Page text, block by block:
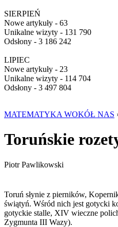
SIERPIEŃ
Nowe artykuły - 63
Unikalne wizyty - 131 790
Odsłony - 3 186 242
LIPIEC
Nowe artykuły - 23
Unikalne wizyty - 114 704
Odsłony - 3 497 804
MATEMATYKA WOKÓŁ NAS
Toruńskie
Piotr Pawlikowski
Toruń słynie z pierników,
świątyń. Wśród nich jest gotycki
gotyckie stalle, XIV wieczne
Zygmunta III Wazy).